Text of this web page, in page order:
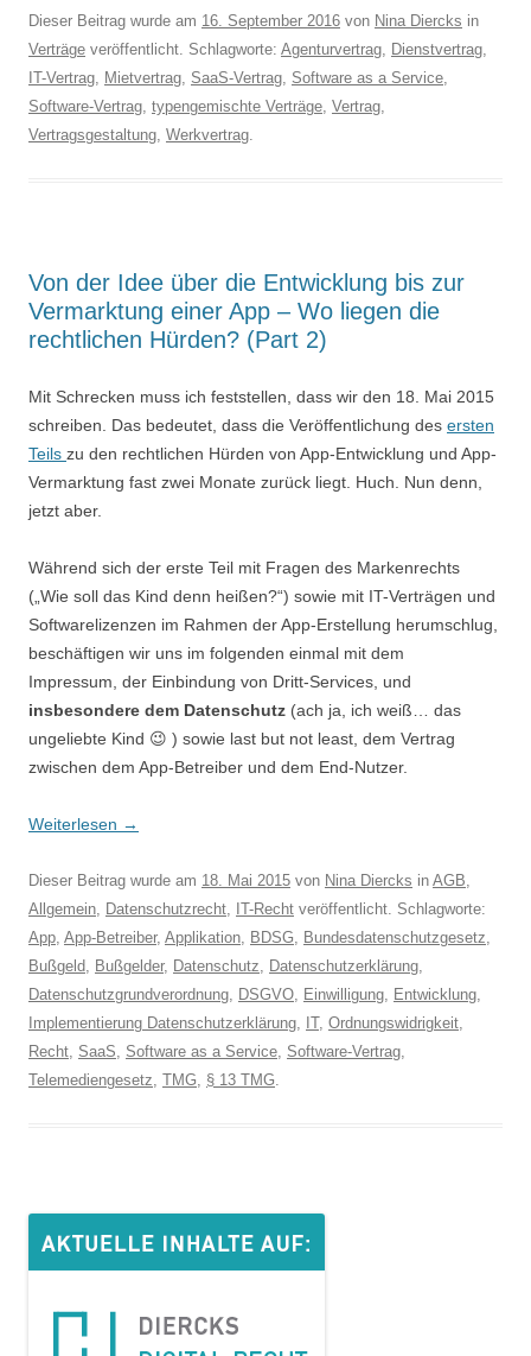
Dieser Beitrag wurde am 16. September 2016 von Nina Diercks in
Verträge veröffentlicht. Schlagworte: Agenturvertrag, Dienstvertrag,
IT-Vertrag, Mietvertrag, SaaS-Vertrag, Software as a Service,
Software-Vertrag, typengemischte Verträge, Vertrag,
Vertragsgestaltung, Werkvertrag.
Von der Idee über die Entwicklung bis zur
Vermarktung einer App – Wo liegen die
rechtlichen Hürden? (Part 2)
Mit Schrecken muss ich feststellen, dass wir den 18. Mai 2015
schreiben. Das bedeutet, dass die Veröffentlichung des ersten
Teils zu den rechtlichen Hürden von App-Entwicklung und App-
Vermarktung fast zwei Monate zurück liegt. Huch. Nun denn,
jetzt aber.
Während sich der erste Teil mit Fragen des Markenrechts
(„Wie soll das Kind denn heißen?“) sowie mit IT-Verträgen und
Softwarelizenzen im Rahmen der App-Erstellung herumschlug,
beschäftigen wir uns im folgenden einmal mit dem
Impressum, der Einbindung von Dritt-Services, und
insbesondere dem Datenschutz (ach ja, ich weiß… das
ungeliebte Kind 😉 ) sowie last but not least, dem Vertrag
zwischen dem App-Betreiber und dem End-Nutzer.
Weiterlesen →
Dieser Beitrag wurde am 18. Mai 2015 von Nina Diercks in AGB,
Allgemein, Datenschutzrecht, IT-Recht veröffentlicht. Schlagworte:
App, App-Betreiber, Applikation, BDSG, Bundesdatenschutzgesetz,
Bußgeld, Bußgelder, Datenschutz, Datenschutzerklärung,
Datenschutzgrundverordnung, DSGVO, Einwilligung, Entwicklung,
Implementierung Datenschutzerklärung, IT, Ordnungswidrigkeit,
Recht, SaaS, Software as a Service, Software-Vertrag,
Telemediengesetz, TMG, § 13 TMG.